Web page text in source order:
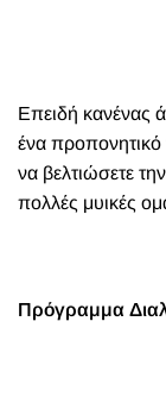
Επειδή κανένας
ένα προπονητικό
να βελτιώσετε
πολλές μυικές
Πρόγραμμα